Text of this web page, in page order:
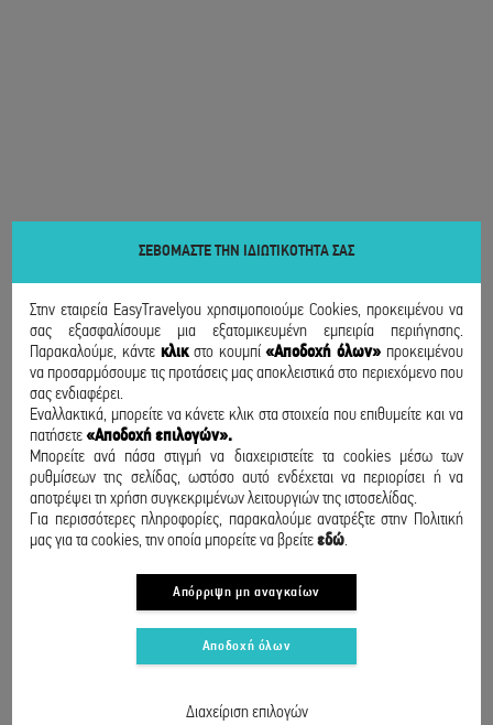
ΕΠΙΚΟΙΝΩΝΙΑ
ΣΕΒΟΜΑΣΤΕ ΤΗΝ ΙΔΙΩΤΙΚΟΤΗΤΑ ΣΑΣ
Στην εταιρεία EasyTravelyou χρησιμοποιούμε Cookies, προκειμένου να
σας εξασφαλίσουμε μια εξατομικευμένη εμπειρία περιήγησης.
Παρακαλούμε, κάντε κλικστο κουμπί«Αποδοχή όλων» προκειμένου
να προσαρμόσουμε τις προτάσεις μας αποκλειστικά στο περιεχόμενο που
σας ενδιαφέρει.
Εναλλακτικά, μπορείτε να κάνετε κλικ στα στοιχεία που επιθυμείτε και να
πατήσετε«Αποδοχή επιλογών».
Μπορείτε ανά πάσα στιγμή να διαχειριστείτε τα cookies μέσω των
ρυθμίσεων της σελίδας, ωστόσο αυτό ενδέχεται να περιορίσει ή να
αποτρέψει τη χρήση συγκεκριμένων λειτουργιών της ιστοσελίδας.
Για περισσότερες πληροφορίες, παρακαλούμε ανατρέξτε στην Πολιτική
μας για τα cookies, την οποία μπορείτε να βρείτεεδώ.
Απόρριψη μη αναγκαίων
Αποδοχή όλων
Διαχείριση επιλογών